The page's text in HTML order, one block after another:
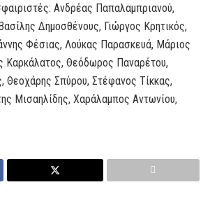
Ανδρέας Παπαλαμπριανού,
Δημοσθένους, Γιώργος Κρητικός,
Φέσιας, Λούκας Παρασκευά, Μάριος
Καρκάλατος, Θεόδωρος Παναρέτου,
Σπύρου, Στέφανος Τίκκας,
Μισαηλίδης, Χαράλαμπος Αντωνίου,